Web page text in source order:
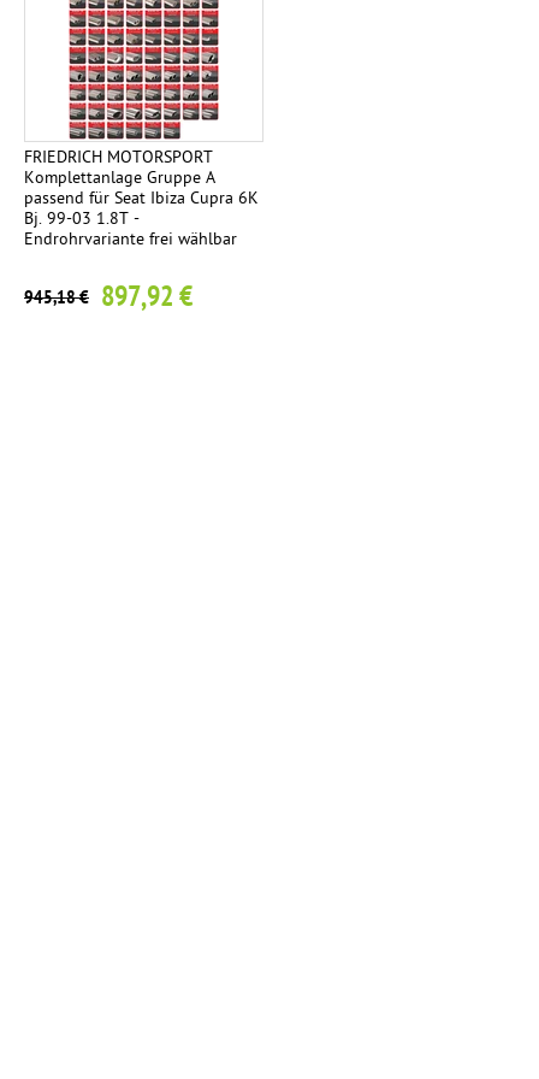
FRIEDRICH MOTORSPORT
Komplettanlage Gruppe A
passend für Seat Ibiza Cupra 6K
Bj. 99-03 1.8T -
Endrohrvariante frei wählbar
945,18 € 897,92 €